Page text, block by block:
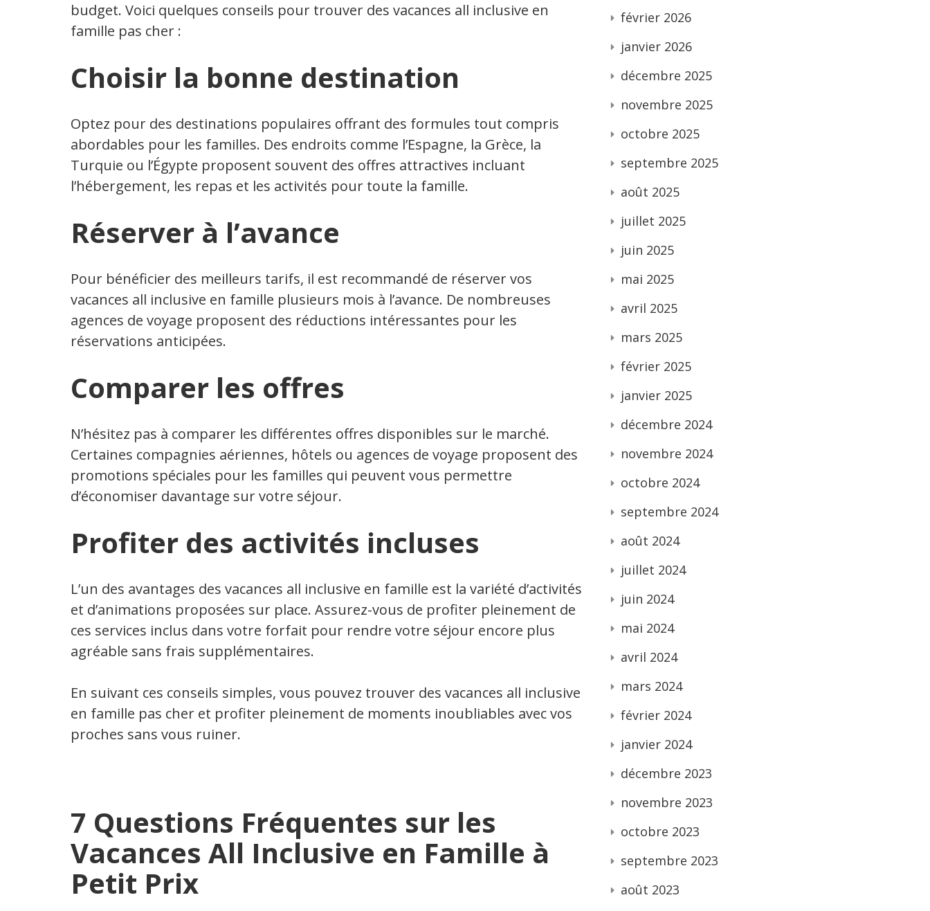
budget. Voici quelques conseils pour trouver des vacances all inclusive en
famille pas cher :
Choisir la bonne destination
Optez pour des destinations populaires offrant des formules tout compris
abordables pour les familles. Des endroits comme l’Espagne, la Grèce, la
Turquie ou l’Égypte proposent souvent des offres attractives incluant
l’hébergement, les repas et les activités pour toute la famille.
Réserver à l’avance
Pour bénéficier des meilleurs tarifs, il est recommandé de réserver vos
vacances all inclusive en famille plusieurs mois à l’avance. De nombreuses
agences de voyage proposent des réductions intéressantes pour les
réservations anticipées.
Comparer les offres
N’hésitez pas à comparer les différentes offres disponibles sur le marché.
Certaines compagnies aériennes, hôtels ou agences de voyage proposent des
promotions spéciales pour les familles qui peuvent vous permettre
d’économiser davantage sur votre séjour.
Profiter des activités incluses
L’un des avantages des vacances all inclusive en famille est la variété d’activités
et d’animations proposées sur place. Assurez-vous de profiter pleinement de
ces services inclus dans votre forfait pour rendre votre séjour encore plus
agréable sans frais supplémentaires.
En suivant ces conseils simples, vous pouvez trouver des vacances all inclusive
en famille pas cher et profiter pleinement de moments inoubliables avec vos
proches sans vous ruiner.
7 Questions Fréquentes sur les
Vacances All Inclusive en Famille à
Petit Prix
février 2026
janvier 2026
décembre 2025
novembre 2025
octobre 2025
septembre 2025
août 2025
juillet 2025
juin 2025
mai 2025
avril 2025
mars 2025
février 2025
janvier 2025
décembre 2024
novembre 2024
octobre 2024
septembre 2024
août 2024
juillet 2024
juin 2024
mai 2024
avril 2024
mars 2024
février 2024
janvier 2024
décembre 2023
novembre 2023
octobre 2023
septembre 2023
août 2023